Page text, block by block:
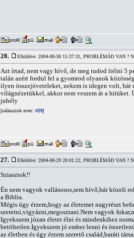
28. Elküldve: 2004-08-30 15:37:31, PROBLÉMÁD VAN ?
Azt írtad, nem vagy hívő, de meg tudod ítélni 5
talán azért fordul fel a gyomrod olyanok
ilyen összejöveteleket, nekem is idegen volt,
világnézetükkel, akkor nem veszem át a hitüket.
juhély
[válaszok erre: #29]
27. Elküldve: 2004-08-29 20:01:22, PROBLÉMÁD VAN ?
Sziasztok!!
Én nem vagyok vallásosos,sem hívő,bár közeli
a Biblia.
Mégis úgy érzem,hogy az életemet nagyrészt
szeretni,vigyázni,megosztani.Nem vagyok
Igyekszem józan életet élni és mindenkihez
betöltetlen.Igyekszem jó ember lenni és
az életben és úgy érzem szerető család,baráti